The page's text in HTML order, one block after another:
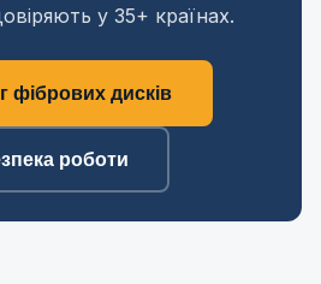
у 35+ країнах.
фібрових дисків
роботи